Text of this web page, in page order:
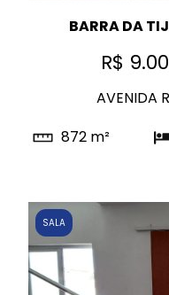
BARRA DA
R$
AVENIDA
872 m²
SALA